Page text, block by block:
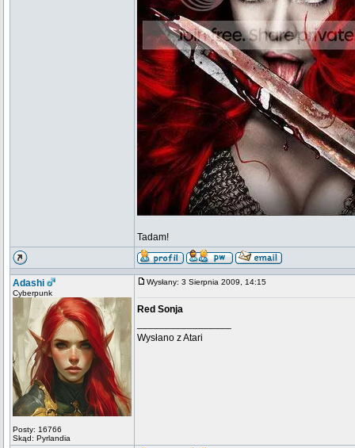
Tadam!
Adashi
Cyberpunk
Posty: 16766
Skąd: Pyrlandia
Wysłany: 3 Sierpnia 2009, 14:15
Red Sonja
Wysłano z Atari